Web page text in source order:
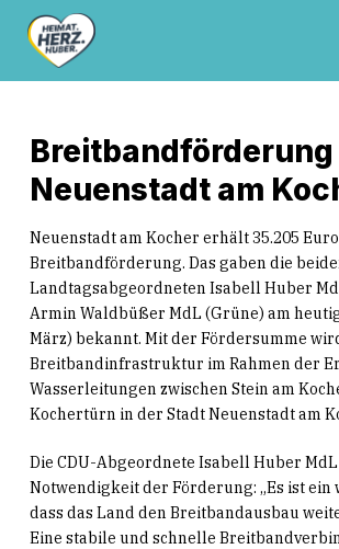
content
Neuenstadt am
Neuenstadt am Kocher erhält 35.205
Breitbandförderung. Das gaben die
Landtagsabgeordneten Isabell Huber
Armin Waldbüßer MdL (Grüne) am
März) bekannt. Mit der Fördersumme
Breitbandinfrastruktur im Rahmen der
Wasserleitungen zwischen Stein am
Kochertürn in der Stadt Neuenstadt am
Die CDU-Abgeordnete Isabell Huber
Notwendigkeit der Förderung: „Es ist ein
dass das Land den Breitbandausbau
Eine stabile und schnelle